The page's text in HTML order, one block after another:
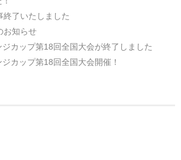
了いたしました
お知らせ
カップ第18回全国大会が終了しました
カップ第18回全国大会開催！